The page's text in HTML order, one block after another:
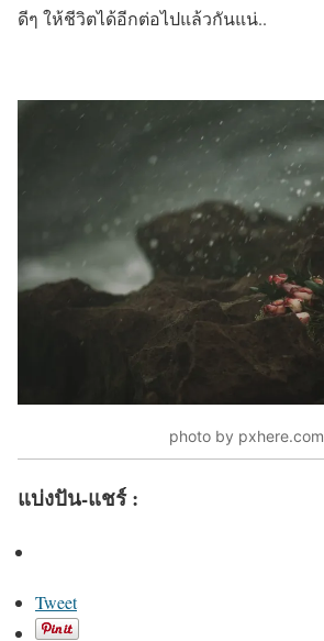
ดีๆ ให้ชีวิตได้อีกต่อไปแล้วกันแน่..
photo by pxhere.com
แบ่งปัน-แชร์ :
Tweet